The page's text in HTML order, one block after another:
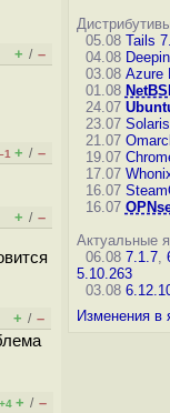
+ / –
+ / –
+ / –
+ / –
+4 + / –
05.08 Tails
04.08
03.08 Azure
01.08
24.07
23.07
21.07
19.07
17.07
16.07
16.07
Актуальные
06.08 7.1.7,
5.10.263
03.08
Изменения в